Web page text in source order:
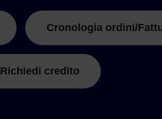
Cronologia ordini/
Richiedi credito